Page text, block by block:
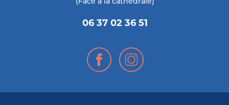
(Face à la cathédrale)
06 37 02 36 51